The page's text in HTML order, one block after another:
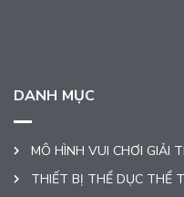
DANH MỤC
MÔ HÌNH VUI CHƠI GIẢI
THIẾT BỊ THỂ DỤC THỂ